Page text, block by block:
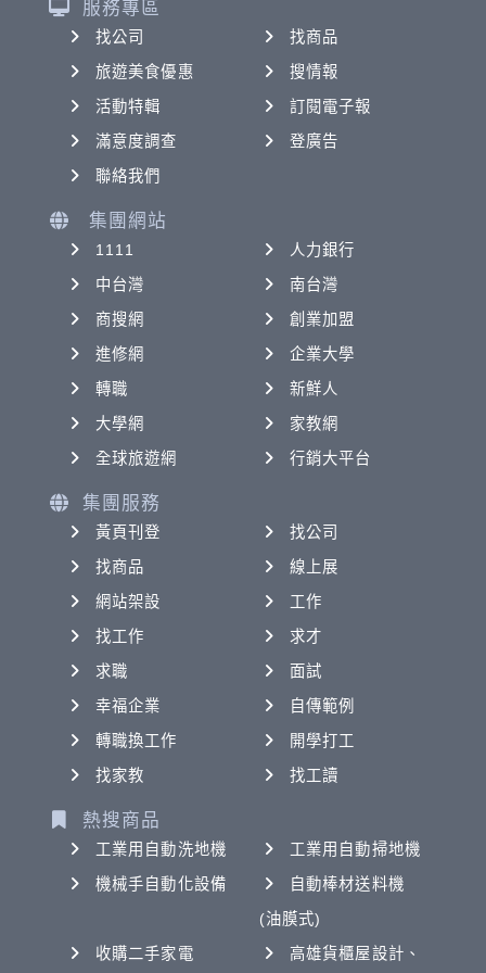
服務專區
找公司
找商品
旅遊美食優惠
搜情報
活動特輯
訂閱電子報
滿意度調查
登廣告
聯絡我們
集團網站
1111
人力銀行
中台灣
南台灣
商搜網
創業加盟
進修網
企業大學
轉職
新鮮人
大學網
家教網
全球旅遊網
行銷大平台
集團服務
黃頁刊登
找公司
找商品
線上展
網站架設
工作
找工作
求才
求職
面試
幸福企業
自傳範例
轉職換工作
開學打工
找家教
找工讀
熱搜商品
工業用自動洗地機
工業用自動掃地機
機械手自動化設備
自動棒材送料機
(油膜式)
收購二手家電
高雄貨櫃屋設計、